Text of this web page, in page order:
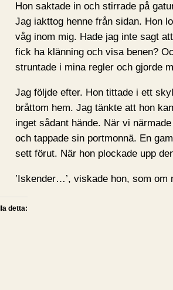
Hon saktade in och stirrade på
Jag iakttog henne från sidan. Hon
våg inom mig. Hade jag inte sagt
fick ha klänning och visa benen?
struntade i mina regler och gjorde
Jag följde efter. Hon tittade i ett
bråttom hem. Jag tänkte att hon
inget sådant hände. När vi
och tappade sin portmonnä. En
sett förut. När hon plockade upp
’Iskender…’, viskade hon, som
detta: